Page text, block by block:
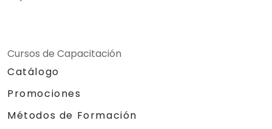
Cursos de Capacitación
Catálogo
Promociones
Métodos de Formación